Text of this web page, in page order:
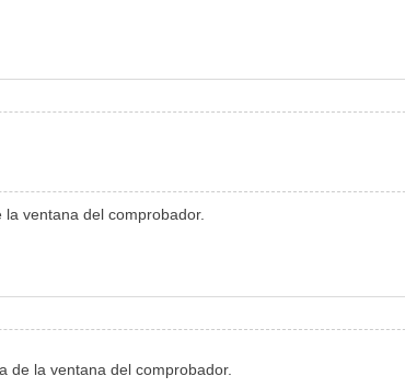
ventana del comprobador.
de la ventana del comprobador.